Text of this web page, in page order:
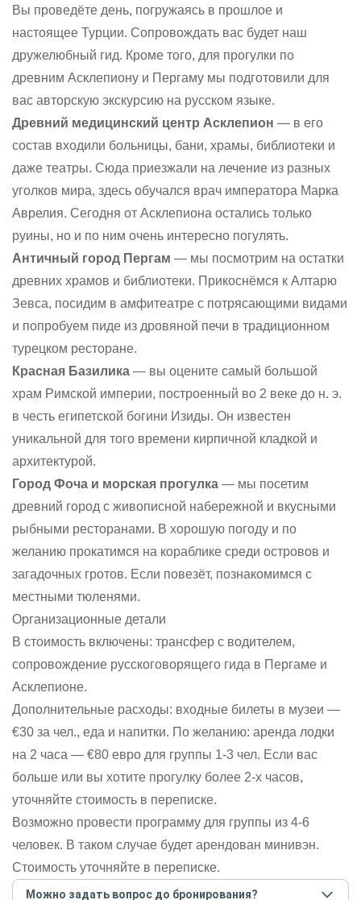
Вы проведёте день, погружаясь в прошлое и
настоящее Турции. Сопровождать вас будет наш
дружелюбный гид. Кроме того, для прогулки по
древним Асклепиону и Пергаму мы подготовили для
вас авторскую экскурсию на русском языке.
Древний медицинский центр Асклепион — в его
состав входили больницы, бани, храмы, библиотеки и
даже театры. Сюда приезжали на лечение из разных
уголков мира, здесь обучался врач императора Марка
Аврелия. Сегодня от Асклепиона остались только
руины, но и по ним очень интересно погулять.
Античный город Пергам — мы посмотрим на остатки
древних храмов и библиотеки. Прикоснёмся к Алтарю
Зевса, посидим в амфитеатре с потрясающими видами
и попробуем пиде из дровяной печи в традиционном
турецком ресторане.
Красная Базилика — вы оцените самый большой
храм Римской империи, построенный во 2 веке до н. э.
в честь египетской богини Изиды. Он известен
уникальной для того времени кирпичной кладкой и
архитектурой.
Город Фоча и морская прогулка — мы посетим
древний город с живописной набережной и вкусными
рыбными ресторанами. В хорошую погоду и по
желанию прокатимся на кораблике среди островов и
загадочных гротов. Если повезёт, познакомимся с
местными тюленями.
Организационные детали
В стоимость включены: трансфер с водителем,
сопровождение русскоговорящего гида в Пергаме и
Асклепионе.
Дополнительные расходы: входные билеты в музеи —
€30 за чел., еда и напитки. По желанию: аренда лодки
на 2 часа — €80 евро для группы 1-3 чел. Если вас
больше или вы хотите прогулку более 2-х часов,
уточняйте стоимость в переписке.
Возможно провести программу для группы из 4-6
человек. В таком случае будет арендован минивэн.
Стоимость уточняйте в переписке.
Можно задать вопрос до бронирования?